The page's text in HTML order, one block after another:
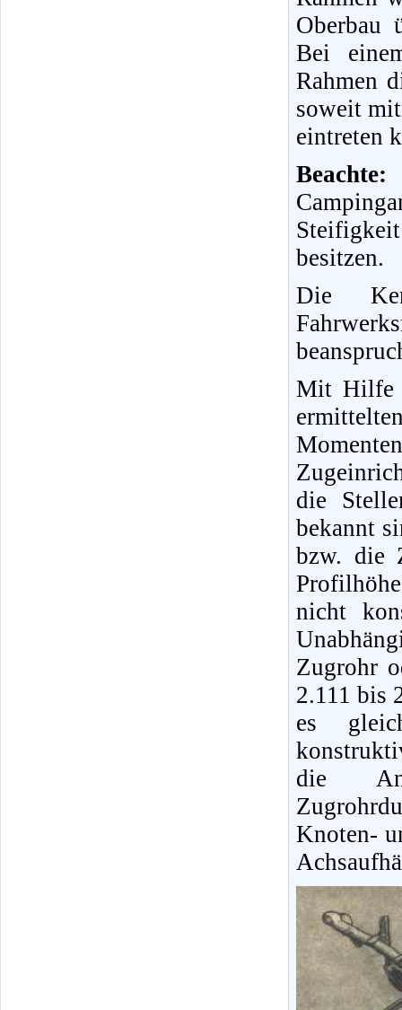
Oberbau
Bei
Rahmen
soweit
eintreten
Beachte:
besitzen.
Die
Mit Hilfe
die
bekannt
bzw. die
nicht
Zugrohr
2.111 bis
es
die
Knoten-